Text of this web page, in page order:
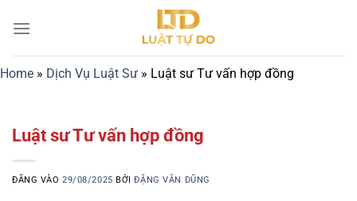
qua
dung
Home » Dịch Vụ Luật Sư » Luật sư Tư vấn hợp đồng
Luật sư Tư vấn hợp đồng
ĐĂNG VÀO29/08/2025 BỞIĐẶNG VĂN DŨNG